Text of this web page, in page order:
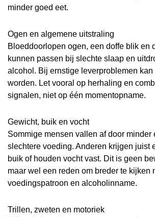
minder goed eet.
Ogen en algemene uitstraling
Bloeddoorlopen ogen, een doffe blik en
kunnen passen bij slechte slaap en
alcohol. Bij ernstige leverproblemen
worden. Let vooral op herhaling en
signalen, niet op één momentopname.
Gewicht, buik en vocht
Sommige mensen vallen af door minder
slechtere voeding. Anderen krijgen juist
buik of houden vocht vast. Dit is geen
maar wel een reden om breder te kijken
voedingspatroon en alcoholinname.
Trillen, zweten en motoriek